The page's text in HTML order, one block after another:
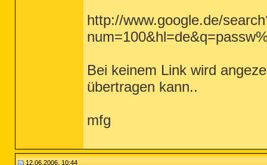
http://www.google.de/
Bei keinem Link wird
übertragen kann..
mfg
12.06.2006, 10:44